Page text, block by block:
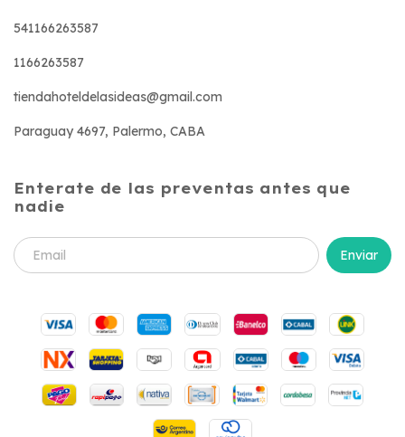
541166263587
1166263587
tiendahoteldelasideas@gmail.com
Paraguay 4697, Palermo, CABA
Enterate de las preventas antes que
nadie